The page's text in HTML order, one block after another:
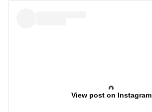
View post on Instagram